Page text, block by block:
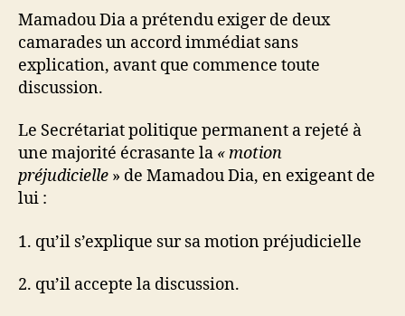
Mamadou Dia a prétendu exiger de deux
camarades un accord immédiat sans
explication, avant que commence toute
discussion.
Le Secrétariat politique permanent a rejeté à
une majorité écrasante la « motion
préjudicielle » de Mamadou Dia, en exigeant de
lui :
1. qu’il s’explique sur sa motion préjudicielle
2. qu’il accepte la discussion.